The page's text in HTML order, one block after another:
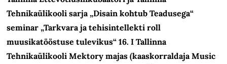
Tehnikaülikooli sarja „Disain kohtub Teadusega“
seminar „Tarkvara ja tehisintellekti roll
muusikatööstuse tulevikus“ 16. I Tallinna
Tehnikaülikooli Mektory majas (kaaskorraldaja Music